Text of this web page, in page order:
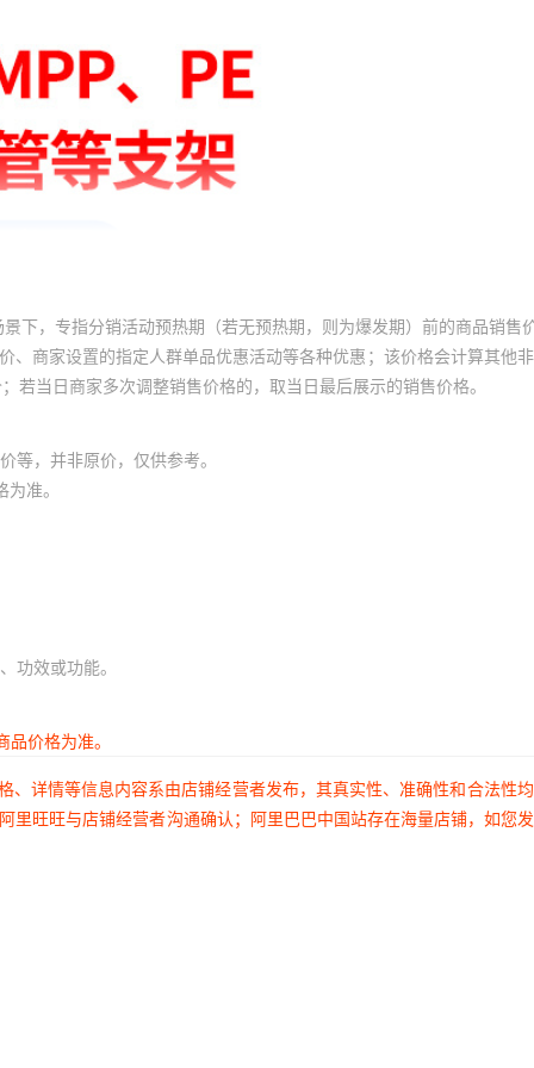
下，专指分销活动预热期（若无预热期，则为爆发期）前的商品销售
商家设置的指定人群单品优惠活动等各种优惠；该价格会计算其他
当日商家多次调整销售价格的，取当日最后展示的销售价格。
等，并非原价，仅供参考。
准。
功效或功能。
价格为准。
详情等信息内容系由店铺经营者发布，其真实性、准确性和合法性
旺旺与店铺经营者沟通确认；阿里巴巴中国站存在海量店铺，如您